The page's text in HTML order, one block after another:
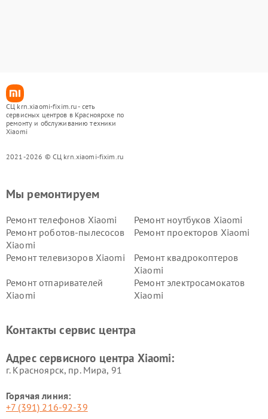
СЦ krn.xiaomi-fixim.ru - сеть
сервисных центров в Красноярске по
ремонту и обслуживанию техники
Xiaomi
2021-2026 © СЦ krn.xiaomi-fixim.ru
Мы ремонтируем
Ремонт телефонов Xiaomi
Ремонт ноутбуков Xiaomi
Ремонт роботов-пылесосов
Xiaomi
Ремонт проекторов Xiaomi
Ремонт телевизоров Xiaomi
Ремонт квадрокоптеров
Xiaomi
Ремонт отпаривателей
Xiaomi
Ремонт электросамокатов
Xiaomi
Ремонт стиральных машин
Ремонт смарт-часов Xiaomi
Контакты сервис центра
Адрес сервисного центра Xiaomi:
г. Красноярск, ​пр. Мира, 91
Горячая линия:
+7 (391) 216-92-39